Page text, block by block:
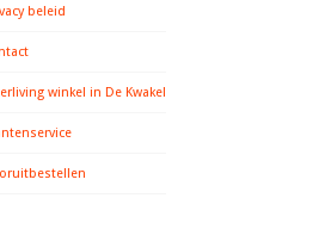
beleid
winkel in De Kwakel